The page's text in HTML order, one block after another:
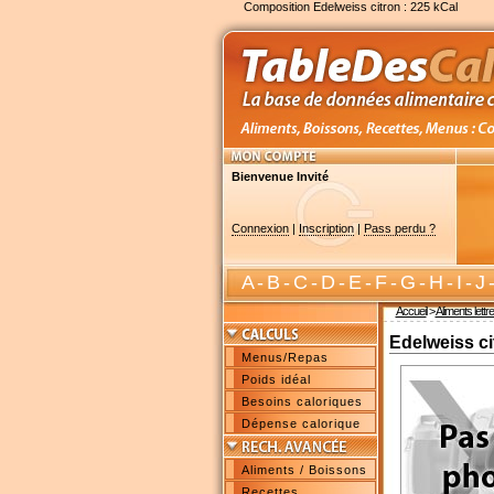
Composition Edelweiss citron : 225 kCal
Bienvenue Invité
Connexion| Inscription| Pass perdu ?
A-B-C-D-E-F-G-H-I-J
Accueil>Aliments
Menus/Repas
Poids idéal
Besoins caloriques
Dépense calorique
Aliments / Boissons
Edelweiss